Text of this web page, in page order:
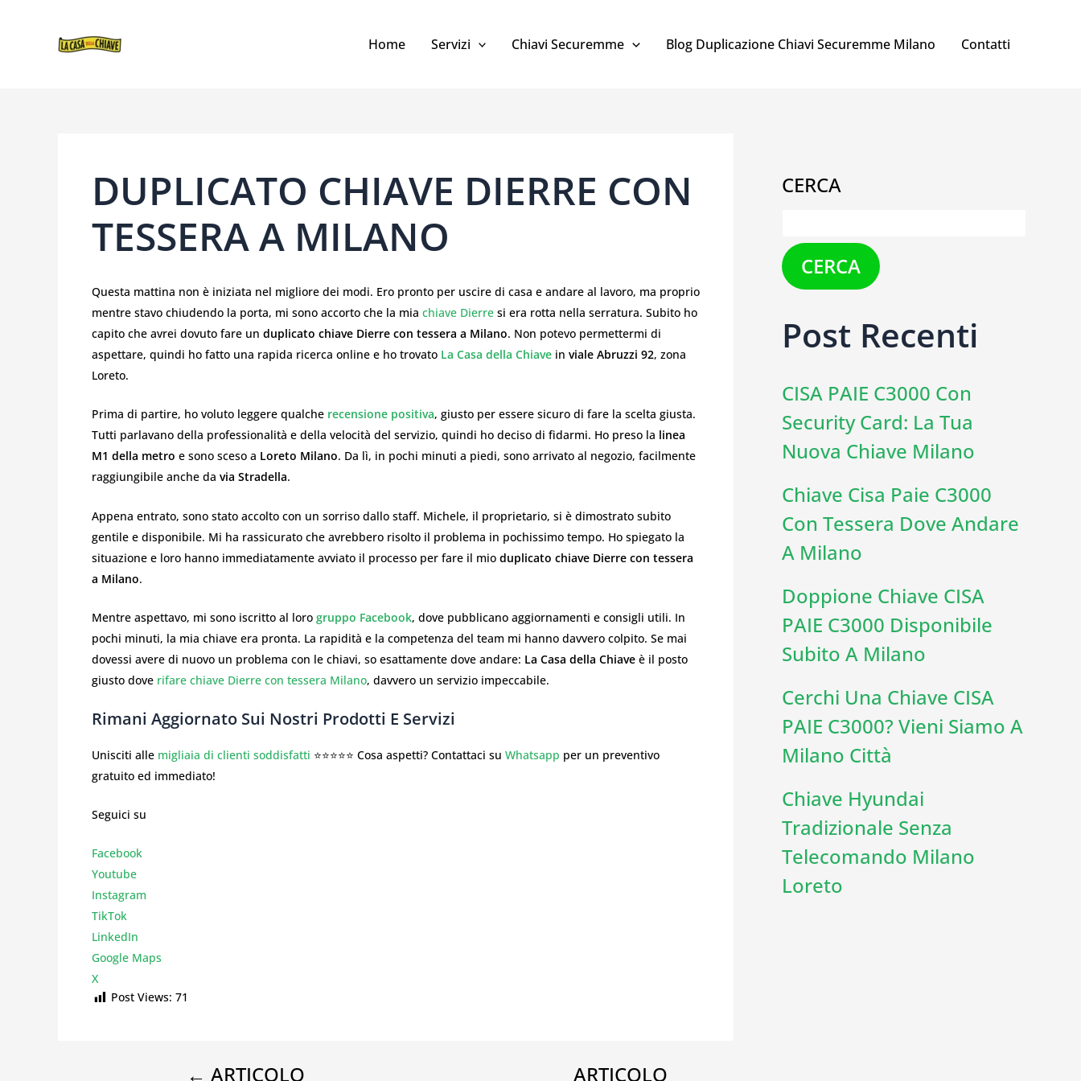
CONTENUTO
Home Servizi Chiavi Securemme Blog Duplicazione Chiavi Securemme Milano Contatti
DUPLICATO CHIAVE DIERRE CON
TESSERA A MILANO
Questa mattina non è iniziata nel migliore dei modi. Ero pronto per uscire di casa e andare al lavoro, ma proprio
mentre stavo chiudendo la porta, mi sono accorto che la mia chiave Dierre si era rotta nella serratura. Subito ho
capito che avrei dovuto fare un duplicato chiave Dierre con tessera a Milano. Non potevo permettermi di
aspettare, quindi ho fatto una rapida ricerca online e ho trovato La Casa della Chiave in viale Abruzzi 92, zona
Loreto.
Prima di partire, ho voluto leggere qualche recensione positiva, giusto per essere sicuro di fare la scelta giusta.
Tutti parlavano della professionalità e della velocità del servizio, quindi ho deciso di fidarmi. Ho preso la linea
M1 della metro e sono sceso a Loreto Milano. Da lì, in pochi minuti a piedi, sono arrivato al negozio, facilmente
raggiungibile anche da via Stradella.
Appena entrato, sono stato accolto con un sorriso dallo staff. Michele, il proprietario, si è dimostrato subito
gentile e disponibile. Mi ha rassicurato che avrebbero risolto il problema in pochissimo tempo. Ho spiegato la
situazione e loro hanno immediatamente avviato il processo per fare il mio duplicato chiave Dierre con tessera
a Milano.
Mentre aspettavo, mi sono iscritto al loro gruppo Facebook, dove pubblicano aggiornamenti e consigli utili. In
pochi minuti, la mia chiave era pronta. La rapidità e la competenza del team mi hanno davvero colpito. Se mai
dovessi avere di nuovo un problema con le chiavi, so esattamente dove andare: La Casa della Chiave è il posto
giusto dove rifare chiave Dierre con tessera Milano, davvero un servizio impeccabile.
Rimani Aggiornato Sui Nostri Prodotti E Servizi
Unisciti alle migliaia di clienti soddisfatti ⭐⭐⭐⭐⭐ Cosa aspetti? Contattaci su Whatsapp per un preventivo
gratuito ed immediato!
Seguici su
Facebook
Youtube
Instagram
TikTok
LinkedIn
Google Maps
X
Post Views: 71
← ARTICOLO ARTICOLO
CERCA
CERCA
Post Recenti
CISA PAIE C3000 Con
Security Card: La Tua
Nuova Chiave Milano
Chiave Cisa Paie C3000
Con Tessera Dove Andare
A Milano
Doppione Chiave CISA
PAIE C3000 Disponibile
Subito A Milano
Cerchi Una Chiave CISA
PAIE C3000? Vieni Siamo A
Milano Città
Chiave Hyundai
Tradizionale Senza
Telecomando Milano
Loreto